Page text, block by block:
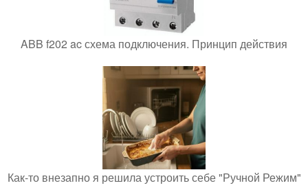
ABB f202 ac схема подключения. Принцип действия
Как-то внезапно я решила устроить себе "Ручной Режим"